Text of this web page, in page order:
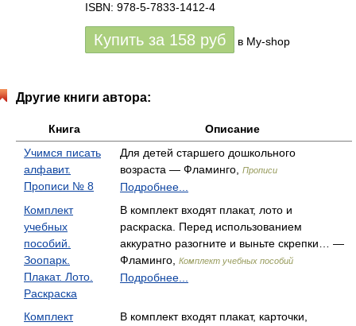
ISBN: 978-5-7833-1412-4
Купить за 158 руб в My-shop
Другие книги автора:
Книга
Описание
Учимся писать
алфавит.
Прописи № 8
Для детей старшего дошкольного
возраста — Фламинго,
Прописи
Подробнее...
Комплект
учебных
пособий.
Зоопарк.
Плакат. Лото.
Раскраска
В комплект входят плакат, лото и
раскраска. Перед использованием
аккуратно разогните и выньте скрепки… —
Фламинго,
Комплект учебных пособий
Подробнее...
Комплект
В комплект входят плакат, карточки,